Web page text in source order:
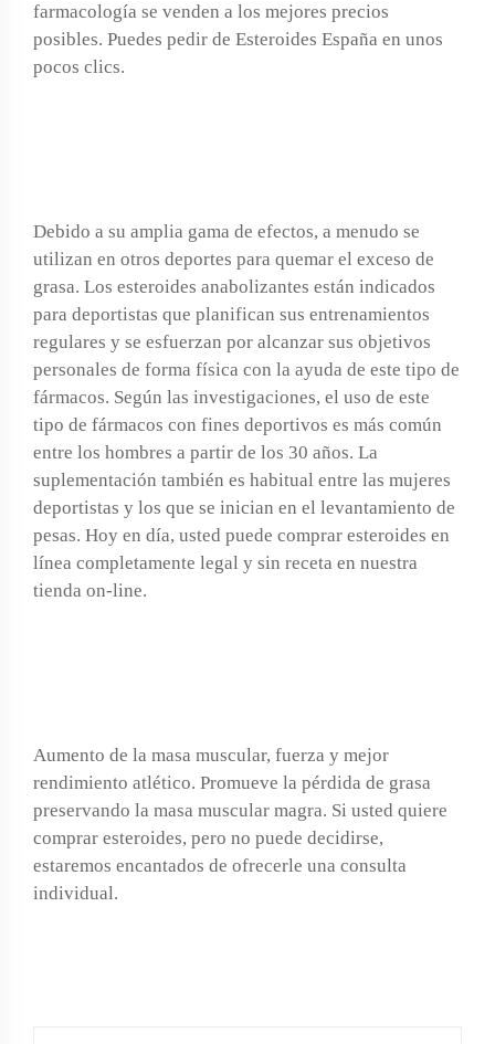
farmacología se venden a los mejores precios
posibles. Puedes pedir de Esteroides España en unos
pocos clics.
Debido a su amplia gama de efectos, a menudo se
utilizan en otros deportes para quemar el exceso de
grasa. Los esteroides anabolizantes están indicados
para deportistas que planifican sus entrenamientos
regulares y se esfuerzan por alcanzar sus objetivos
personales de forma física con la ayuda de este tipo de
fármacos. Según las investigaciones, el uso de este
tipo de fármacos con fines deportivos es más común
entre los hombres a partir de los 30 años. La
suplementación también es habitual entre las mujeres
deportistas y los que se inician en el levantamiento de
pesas. Hoy en día, usted puede comprar esteroides en
línea completamente legal y sin receta en nuestra
tienda on-line.
Aumento de la masa muscular, fuerza y mejor
rendimiento atlético. Promueve la pérdida de grasa
preservando la masa muscular magra. Si usted quiere
comprar esteroides, pero no puede decidirse,
estaremos encantados de ofrecerle una consulta
individual.